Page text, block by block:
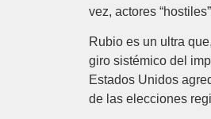
vez, actores
Rubio es un ultra
giro sistémico del
Estados Unidos
de las elecciones